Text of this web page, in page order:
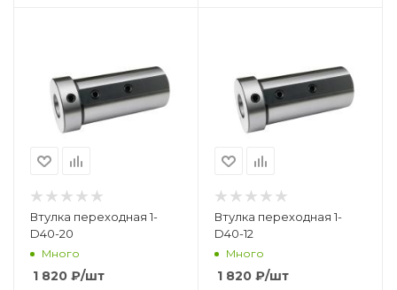
Втулка переходная 1-
D40-20
Много
1 820 ₽/шт
Втулка переходная 1-
D40-12
Много
1 820 ₽/шт